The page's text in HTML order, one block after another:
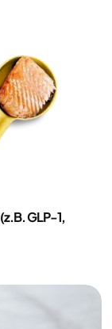
GLP-1,